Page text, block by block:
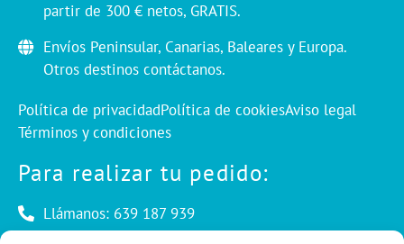
partir de 300 € netos, GRATIS.
Envíos Peninsular, Canarias, Baleares y Europa.
Otros destinos contáctanos.
Política de privacidadPolítica de cookiesAviso legal
Términos y condiciones
Para realizar tu pedido:
Llámanos: 639 187 939